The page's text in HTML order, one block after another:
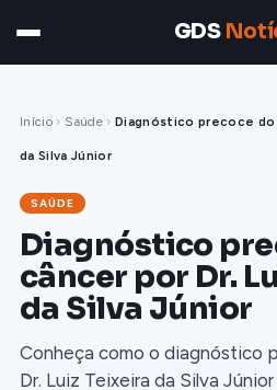
GDS
Início › Saúde › Diagnóstico precoce do
da Silva Júnior
SAÚDE
Diagnóstico
câncer por Dr.
da Silva Júnior
Conheça como o diagnóstico
Dr. Luiz Teixeira da Silva